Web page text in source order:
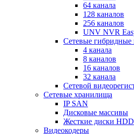
64 канала
128 каналов
256 каналов
UNV NVR
Сетевые гибридные
4 канала
8 каналов
16 каналов
32 канала
Сетевой
Сетевые хранилища
IP SAN
Дисковые массивы
Жесткие диски HDD
Видеокодеры